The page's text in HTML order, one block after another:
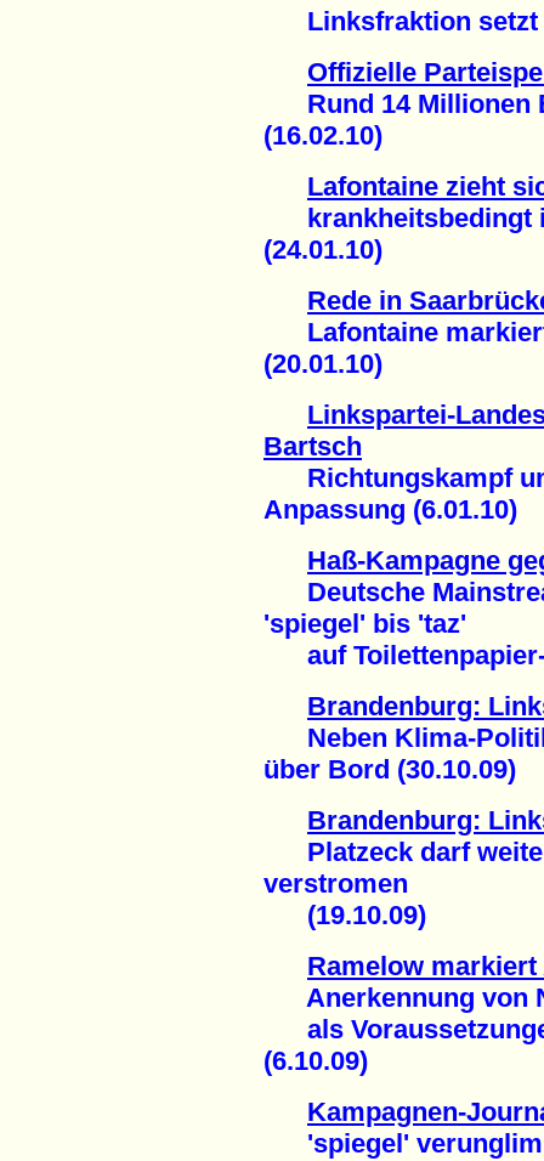
Linksfraktion setzt
Offizielle
Rund 14 Millionen
(16.02.10)
Lafontaine zieht
krankheitsbedingt
(24.01.10)
Rede in
Lafontaine
(20.01.10)
Linkspartei-
Bartsch
Richtungskampf
Anpassung (6.01.10)
Haß-Kampagne
Deutsche
'spiegel' bis 'taz'
auf Toilettenpapier-
Brandenburg:
Neben Klima-
über Bord (30.10.09)
Brandenburg:
Platzeck darf
verstromen
(19.10.09)
Ramelow
Anerkennung von
als
(6.10.09)
Kampagnen-
'spiegel'